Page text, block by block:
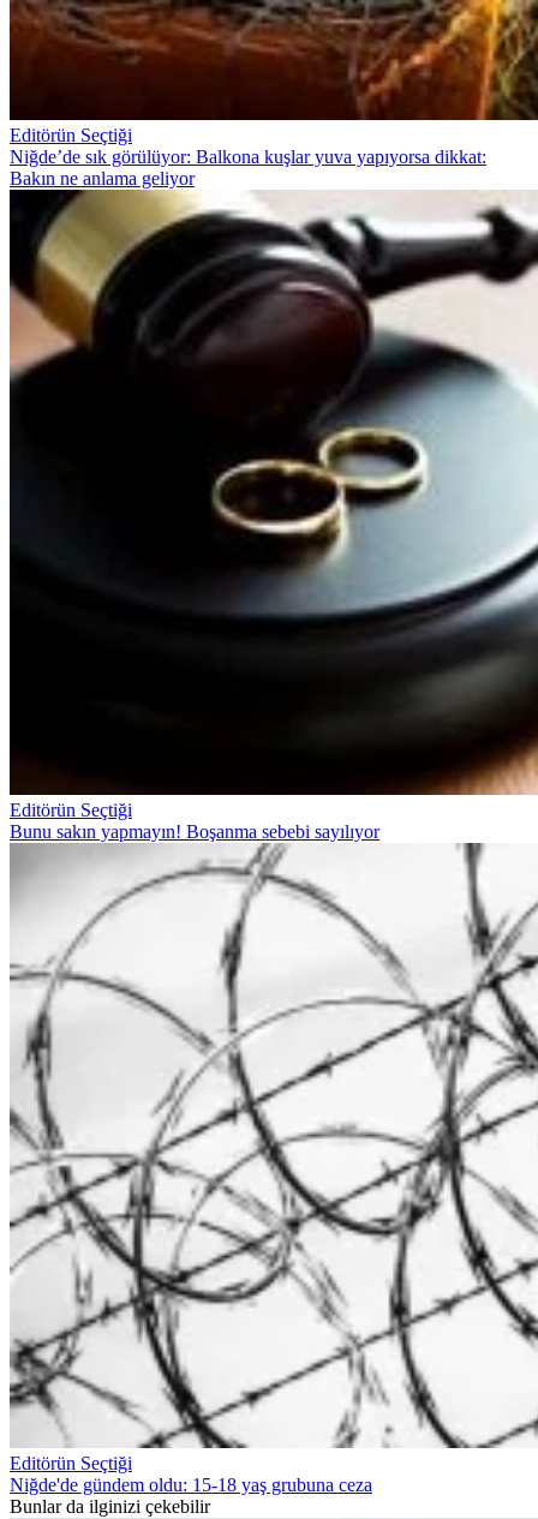
Editörün Seçtiği
Niğde’de sık görülüyor: Balkona kuşlar yuva yapıyorsa dikkat:
Bakın ne anlama geliyor
Editörün Seçtiği
Bunu sakın yapmayın! Boşanma sebebi sayılıyor
Editörün Seçtiği
Niğde'de gündem oldu: 15-18 yaş grubuna ceza
Bunlar da ilginizi çekebilir